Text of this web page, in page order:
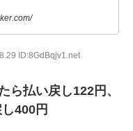
ID:8GdBqjv1.net
ら払い戻し122円、
400円